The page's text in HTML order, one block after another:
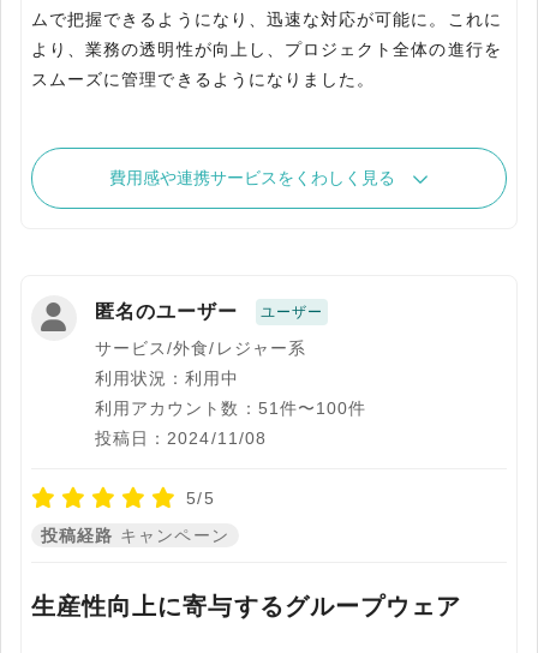
ムで把握できるようになり、迅速な対応が可能に。これに
より、業務の透明性が向上し、プロジェクト全体の進行を
スムーズに管理できるようになりました。
費用感や連携サービスをくわしく見る
匿名のユーザー ユーザー
サービス/外食/レジャー系
利用状況：利用中
利用アカウント数：51件〜100件
投稿日：2024/11/08
5/5
投稿経路 キャンペーン
生産性向上に寄与するグループウェア